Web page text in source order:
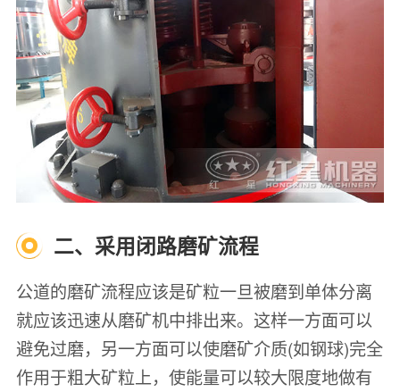
二、采用闭路磨矿流程
公道的磨矿流程应该是矿粒一旦被磨到单体分离
就应该迅速从磨矿机中排出来。这样一方面可以
避免过磨，另一方面可以使磨矿介质(如钢球)完全
作用于粗大矿粒上，使能量可以较大限度地做有